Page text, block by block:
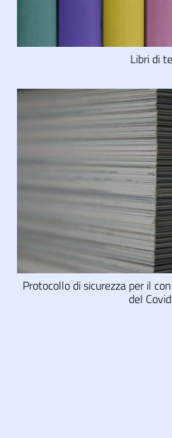
Libri di
Protocollo di sicurezza per il
del